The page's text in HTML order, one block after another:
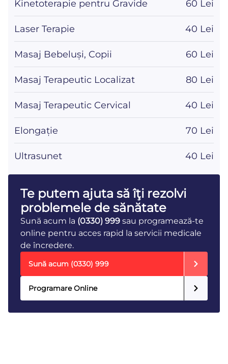
Kinetoterapie pentru Gravide 60 Lei
Laser Terapie 40 Lei
Masaj Bebeluși, Copii 60 Lei
Masaj Terapeutic Localizat 80 Lei
Masaj Terapeutic Cervical 40 Lei
Elongație 70 Lei
Ultrasunet 40 Lei
Te putem ajuta să îţi rezolvi
problemele de sănătate
Sună acum la (0330) 999 sau programează-te
online pentru acces rapid la servicii medicale
de încredere.
Sună acum (0330) 999
Programare Online